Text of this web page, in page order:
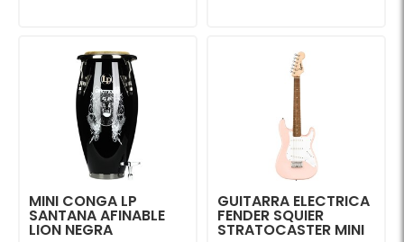
MINI CONGA LP
SANTANA AFINABLE
LION NEGRA
GUITARRA ELECTRICA
FENDER SQUIER
STRATOCASTER MINI